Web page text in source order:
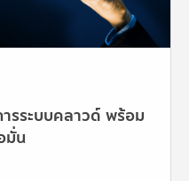
ารระบบคลาวด์ พร้อม
มั่น